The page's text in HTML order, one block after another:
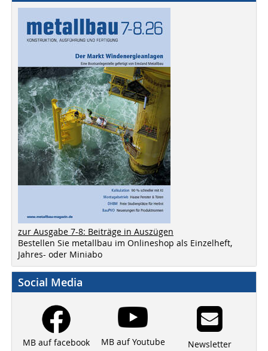
zur Ausgabe 7-8: Beiträge in Auszügen
Bestellen Sie metallbau im Onlineshop als Einzelheft,
Jahres- oder Miniabo
Social Media
MB auf facebook MB auf Youtube Newsletter